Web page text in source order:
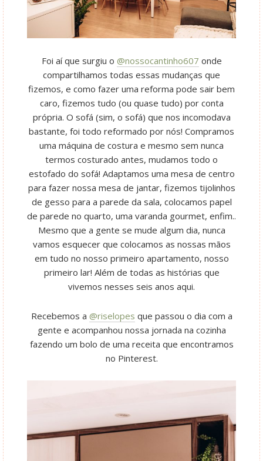
Foi aí que surgiu o @nossocantinho607 onde
compartilhamos todas essas mudanças que
fizemos, e como fazer uma reforma pode sair bem
caro, fizemos tudo (ou quase tudo) por conta
própria. O sofá (sim, o sofá) que nos incomodava
bastante, foi todo reformado por nós! Compramos
uma máquina de costura e mesmo sem nunca
termos costurado antes, mudamos todo o
estofado do sofá! Adaptamos uma mesa de centro
para fazer nossa mesa de jantar, fizemos tijolinhos
de gesso para a parede da sala, colocamos papel
de parede no quarto, uma varanda gourmet, enfim..
Mesmo que a gente se mude algum dia, nunca
vamos esquecer que colocamos as nossas mãos
em tudo no nosso primeiro apartamento, nosso
primeiro lar! Além de todas as histórias que
vivemos nesses seis anos aqui.
Recebemos a @riselopes que passou o dia com a
gente e acompanhou nossa jornada na cozinha
fazendo um bolo de uma receita que encontramos
no Pinterest.